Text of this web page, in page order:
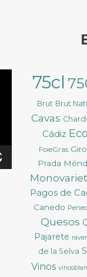
75cl
Brut Brut
Cavas
Cádiz
FoieGras
Prada
Pagos de
Canedo
Quesos
Pajarete
de la Selva
Vinos